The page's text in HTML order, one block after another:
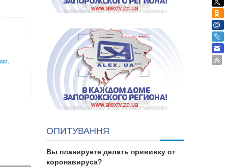
ОПИТУВАННЯ
Вы планируете делать прививку от
коронавируса?